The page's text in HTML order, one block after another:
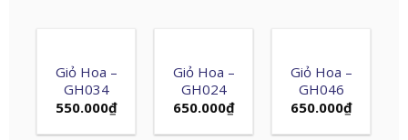
Giỏ Hoa –
GH034
550.000₫
Giỏ Hoa –
GH024
650.000₫
Giỏ Hoa –
GH046
650.000₫